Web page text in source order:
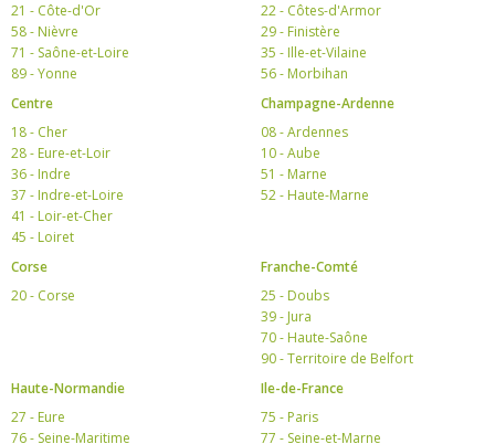
21 - Côte-d'Or
58 - Nièvre
71 - Saône-et-Loire
89 - Yonne
22 - Côtes-d'Armor
29 - Finistère
35 - Ille-et-Vilaine
56 - Morbihan
Centre
18 - Cher
28 - Eure-et-Loir
36 - Indre
37 - Indre-et-Loire
41 - Loir-et-Cher
45 - Loiret
Champagne-Ardenne
08 - Ardennes
10 - Aube
51 - Marne
52 - Haute-Marne
Corse
20 - Corse
Franche-Comté
25 - Doubs
39 - Jura
70 - Haute-Saône
90 - Territoire de Belfort
Haute-Normandie
27 - Eure
76 - Seine-Maritime
Ile-de-France
75 - Paris
77 - Seine-et-Marne